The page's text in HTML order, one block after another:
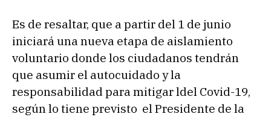
Es de resaltar, que a partir del 1 de junio
iniciará una nueva etapa de aislamiento
voluntario donde los ciudadanos tendrán
que asumir el autocuidado y la
responsabilidad para mitigar ldel Covid-19,
según lo tiene previsto el Presidente de la